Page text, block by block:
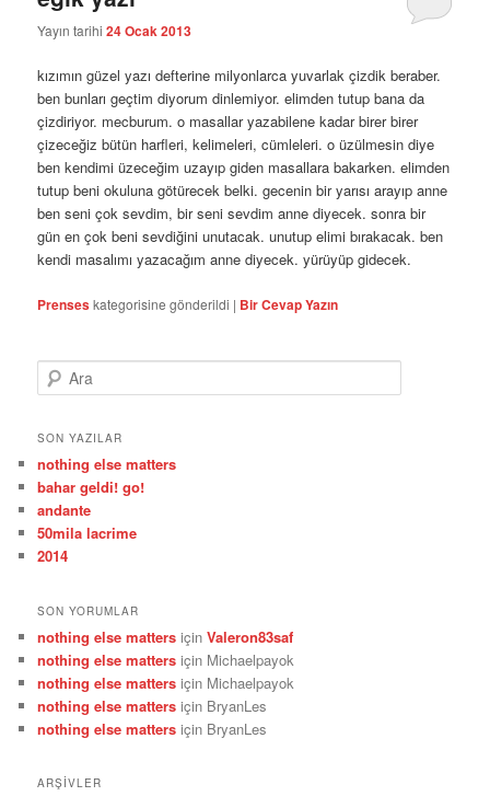
Yayın tarihi24 Ocak 2013
kızımın güzel yazı defterine milyonlarca yuvarlak çizdik beraber.
ben bunları geçtim diyorum dinlemiyor. elimden tutup bana da
çizdiriyor. mecburum. o masallar yazabilene kadar birer birer
çizeceğiz bütün harfleri, kelimeleri, cümleleri. o üzülmesin diye
ben kendimi üzeceğim uzayıp giden masallara bakarken. elimden
tutup beni okuluna götürecek belki. gecenin bir yarısı arayıp anne
ben seni çok sevdim, bir seni sevdim anne diyecek. sonra bir
gün en çok beni sevdiğini unutacak. unutup elimi bırakacak. ben
kendi masalımı yazacağım anne diyecek. yürüyüp gidecek.
Prenseskategorisine gönderildi | Bir Cevap Yazın
r
SON YAZILAR
nothing else matters
bahar geldi! go!
andante
50mila lacrime
2014
SON YORUMLAR
nothing else matters içinValeron83saf
nothing else matters için Michaelpayok
nothing else matters için Michaelpayok
nothing else matters için BryanLes
nothing else matters için BryanLes
ARŞIVLER